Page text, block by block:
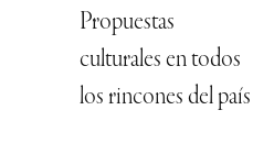
Propuestas
culturales en todos
los rincones del país